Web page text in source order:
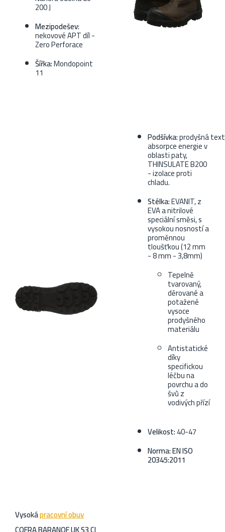
200 J
Mezipodešev:
nekovové APT díl -
Zero Perforace
Šířka:Mondopoint
11
Podšívka:prodyšná
absorpce energie v
oblasti paty,
THINSULATE B200
- izolace proti
chladu.
Stélka:EVANIT, z
EVA a nitrilové
speciální směsi, s
vysokou nosností a
proměnnou
tloušťkou (12 mm
- 8 mm - 3,8mm)
Tepelně
tvarovaný,
děrované a
potažené
vysoce
prodyšného
materiálu
Antistatické
díky
specifickou
léčbu na
povrchu a do
švů z
vodivých přízí
Velikost:40-47
Norma: EN ISO
20345:2011
Vysokápracovní obuv